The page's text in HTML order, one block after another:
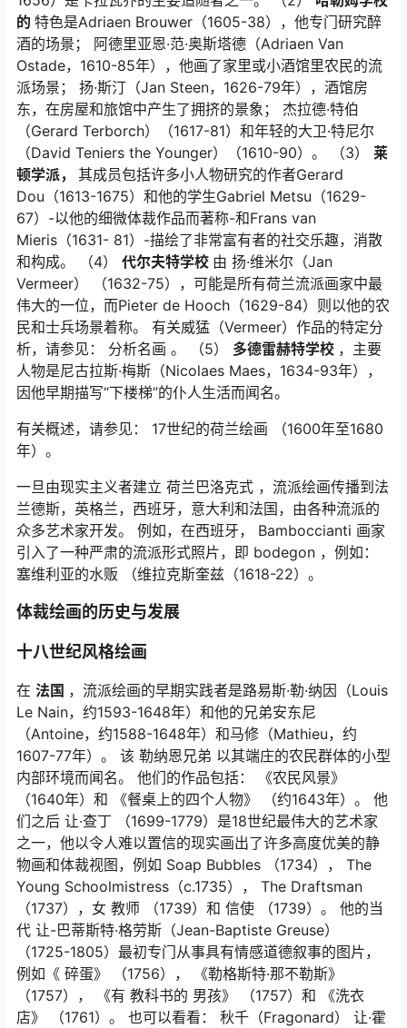
的 特色是Adriaen Brouwer（1605-38），他专门研究醉
酒的场景； 阿德里亚恩·范·奥斯塔德（Adriaen Van
Ostade，1610-85年），他画了家里或小酒馆里农民的流
派场景； 扬·斯汀（Jan Steen，1626-79年），酒馆房
东，在房屋和旅馆中产生了拥挤的景象； 杰拉德·特伯
（Gerard Terborch）（1617-81）和年轻的大卫·特尼尔
（David Teniers the Younger）（1610-90）。 （3） 莱
顿学派， 其成员包括许多小人物研究的作者Gerard
Dou（1613-1675）和他的学生Gabriel Metsu（1629-
67）-以他的细微体裁作品而著称-和Frans van
Mieris（1631- 81）-描绘了非常富有者的社交乐趣，消散
和构成。 （4） 代尔夫特学校 由 扬·维米尔（Jan
Vermeer） （1632-75），可能是所有荷兰流派画家中最
伟大的一位，而Pieter de Hooch（1629-84）则以他的农
民和士兵场景着称。 有关威猛（Vermeer）作品的特定分
析，请参见： 分析名画 。 （5） 多德雷赫特学校 ，主要
人物是尼古拉斯·梅斯（Nicolaes Maes，1634-93年），
因他早期描写“下楼梯”的仆人生活而闻名。
有关概述，请参见： 17世纪的荷兰绘画 （1600年至1680
年）。
一旦由现实主义者建立 荷兰巴洛克式 ，流派绘画传播到法
兰德斯，英格兰，西班牙，意大利和法国，由各种流派的
众多艺术家开发。 例如，在西班牙， Bamboccianti 画家
引入了一种严肃的流派形式照片，即 bodegon ，例如：
塞维利亚的水贩
（维拉克斯奎兹（1618-22）。
体裁绘画的历史与发展
十八世纪风格绘画
在 法国 ，流派绘画的早期实践者是路易斯·勒·纳因（Louis
Le Nain，约1593-1648年）和他的兄弟安东尼
（Antoine，约1588-1648年）和马修（Mathieu，约
1607-77年）。 该 勒纳恩兄弟 以其端庄的农民群体的小型
内部环境而闻名。 他们的作品包括：
《农民风景》
（1640年）和
《餐桌上的四个人物》
（约1643年）。 他
们之后 让·查丁 （1699-1779）是18世纪最伟大的艺术家
之一，他以令人难以置信的现实画出了许多高度优美的静
物画和体裁视图，例如 Soap Bubbles （1734）， The
Young Schoolmistress（c.1735）， The Draftsman
（1737），女 教师 （1739）和 信使
（1739）。 他的当
代 让-巴蒂斯特·格劳斯（Jean-Baptiste Greuse）
（1725-1805）最初专门从事具有情感道德叙事的图片，
例如《 碎蛋》 （1756），
《勒格斯特·那不勒斯》
（1757），
《有 教科书的 男孩》 （1757）和
《洗衣
店》
（1761）。 也可以看看： 秋千（Fragonard） 让·霍